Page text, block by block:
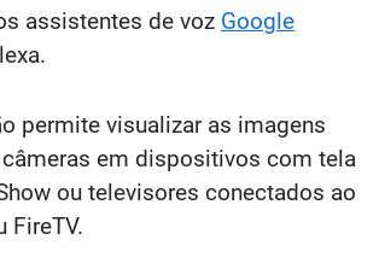
assistentes de voz Google
permite visualizar as imagens
em dispositivos com tela
ou televisores conectados ao
FireTV.